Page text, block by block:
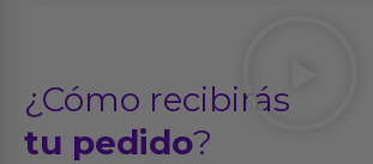
¿Cómo recibirás
tu pedido?